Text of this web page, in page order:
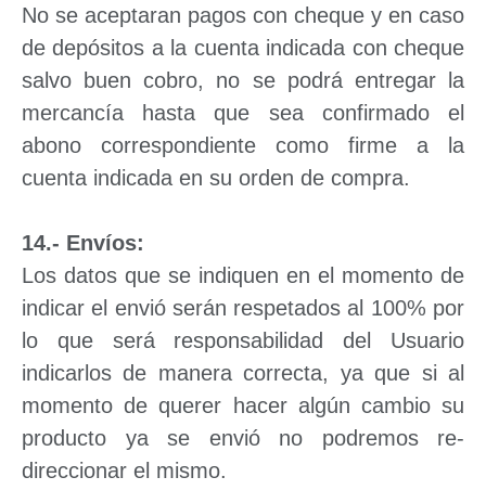
No se aceptaran pagos con cheque y en caso
de depósitos a la cuenta indicada con cheque
salvo buen cobro, no se podrá entregar la
mercancía hasta que sea confirmado el
abono correspondiente como firme a la
cuenta indicada en su orden de compra.
14.- Envíos:
Los datos que se indiquen en el momento de
indicar el envió serán respetados al 100% por
lo que será responsabilidad del Usuario
indicarlos de manera correcta, ya que si al
momento de querer hacer algún cambio su
producto ya se envió no podremos re-
direccionar el mismo.